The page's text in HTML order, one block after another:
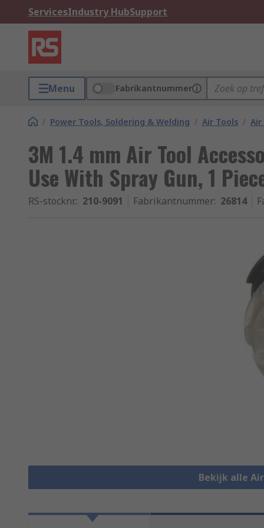
ServicesIndustry HubSupport
Menu Fabrikantnummer
/ Power Tools, Soldering & Welding / Air Tools / Air
3M 1.4 mm Air Tool
Use With Spray Gun, 1
RS-stocknr.: 210-9091 Fabrikantnummer: 26814
Bekijk alle